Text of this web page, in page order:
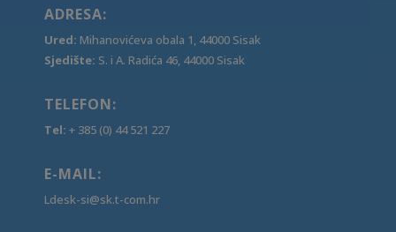
ADRESA:
Ured: Mihanovićeva obala 1, 44000 Sisak
Sjedište: S. i A. Radića 46, 44000 Sisak
TELEFON:
Tel: + 385 (0) 44 521 227
E-MAIL:
Ldesk-si@sk.t-com.hr